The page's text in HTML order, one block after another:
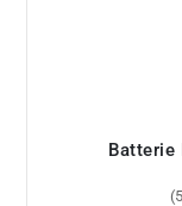
Batterie